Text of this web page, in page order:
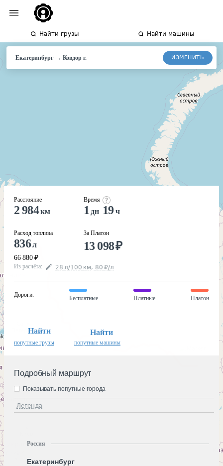
Найти грузы Найти машины
Екатеринбург→ Ковдор г. ИЗМЕНИТЬ
Расстояние
2 984км
Расход топлива
836л
66 880 ₽
Время
1 дн 19ч
За Платон
13 098₽
Из расчёта: 28 л/100 км, 80 ₽/л
Дороги:
Бесплатные Платные Платон
Найти
попутные грузы
Найти
попутные машины
Подробный маршрут
Легенда
Показывать попутные города
Россия
Екатеринбург